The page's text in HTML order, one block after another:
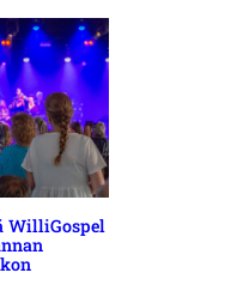
WilliGospel